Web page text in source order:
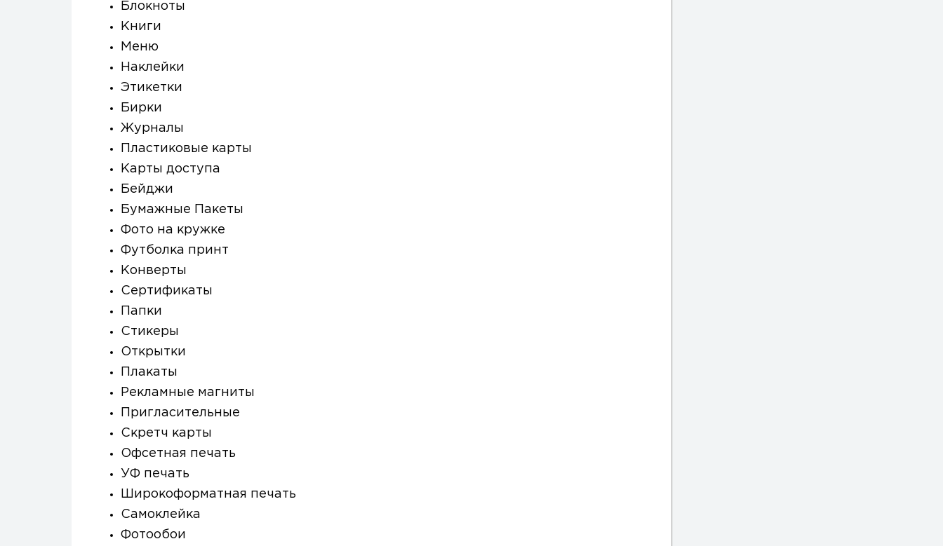
Блокноты
Книги
Меню
Наклейки
Этикетки
Бирки
Журналы
Пластиковые карты
Карты доступа
Бейджи
Бумажные Пакеты
Фото на кружке
Футболка принт
Конверты
Сертификаты
Папки
Стикеры
Открытки
Плакаты
Рекламные магниты
Пригласительные
Скретч карты
Офсетная печать
УФ печать
Широкоформатная печать
Самоклейка
Фотообои